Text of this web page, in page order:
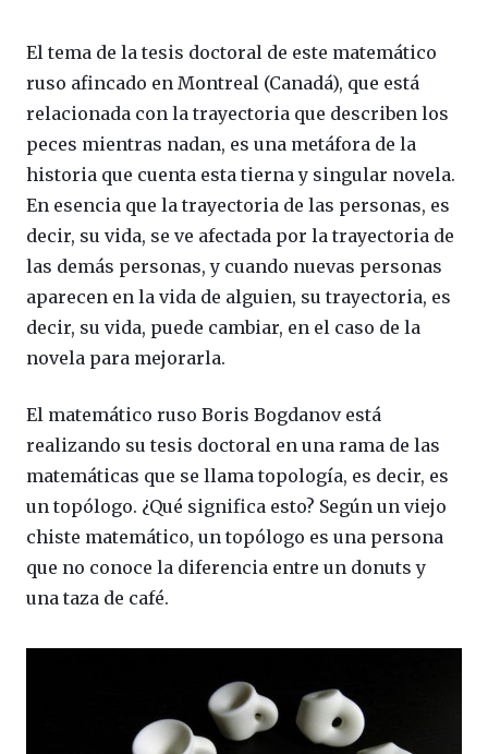
El tema de la tesis doctoral de este matemático
ruso afincado en Montreal (Canadá), que está
relacionada con la trayectoria que describen los
peces mientras nadan, es una metáfora de la
historia que cuenta esta tierna y singular novela.
En esencia que la trayectoria de las personas, es
decir, su vida, se ve afectada por la trayectoria de
las demás personas, y cuando nuevas personas
aparecen en la vida de alguien, su trayectoria, es
decir, su vida, puede cambiar, en el caso de la
novela para mejorarla.
El matemático ruso Boris Bogdanov está
realizando su tesis doctoral en una rama de las
matemáticas que se llama topología, es decir, es
un topólogo. ¿Qué significa esto? Según un viejo
chiste matemático, un topólogo es una persona
que no conoce la diferencia entre un donuts y
una taza de café.